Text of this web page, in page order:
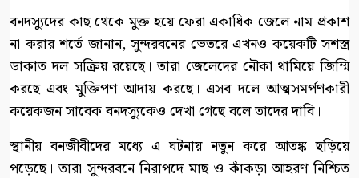
বনদস্যুদের কাছ থেকে মুক্ত হয়ে ফেরা একাধিক জেলে নাম প্রকাশ
না করার শর্তে জানান, সুন্দরবনের ভেতরে এখনও কয়েকটি সশস্ত্র
ডাকাত দল সক্রিয় রয়েছে। তারা জেলেদের নৌকা থামিয়ে জিম্মি
করছে এবং মুক্তিপণ আদায় করছে। এসব দলে আত্মসমর্পণকারী
কয়েকজন সাবেক বনদস্যুকেও দেখা গেছে বলে তাদের দাবি।
স্থানীয় বনজীবীদের মধ্যে এ ঘটনায় নতুন করে আতঙ্ক ছড়িয়ে
পড়েছে। তারা সুন্দরবনে নিরাপদে মাছ ও কাঁকড়া আহরণ নিশ্চিত